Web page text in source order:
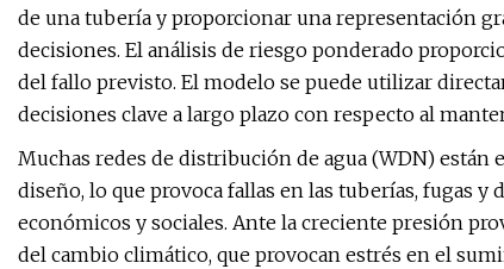
de una tubería y proporcionar una representación
decisiones. El análisis de riesgo ponderado
del fallo previsto. El modelo se puede utilizar
decisiones clave a largo plazo con respecto al
Muchas redes de distribución de agua (WDN)
diseño, lo que provoca fallas en las tuberías, fugas
económicos y sociales. Ante la creciente presión
del cambio climático, que provocan estrés en el